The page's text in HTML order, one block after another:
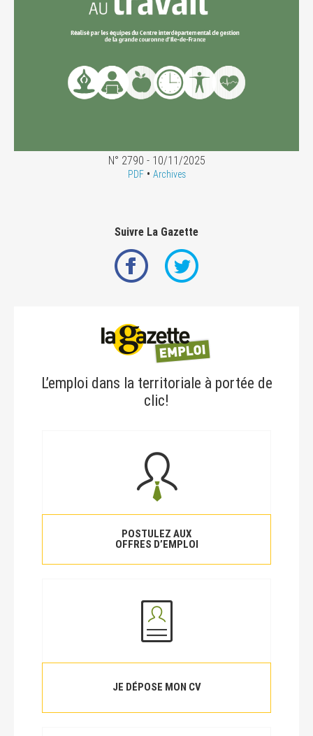
N° 2790 - 10/11/2025
PDF• Archives
Suivre La Gazette
L’emploi dans la territoriale à portée de
clic!
POSTULEZ AUX
OFFRES D’EMPLOI
JE DÉPOSE MON CV